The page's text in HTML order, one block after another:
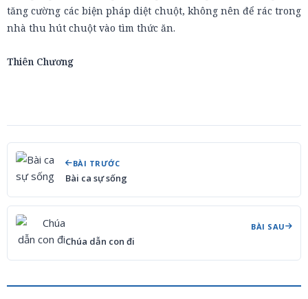
tăng cường các biện pháp diệt chuột, không nên để rác trong
nhà thu hút chuột vào tìm thức ăn.
Thiên Chương
BÀI TRƯỚC
Bài ca sự sống
BÀI SAU
Chúa dẫn con đi